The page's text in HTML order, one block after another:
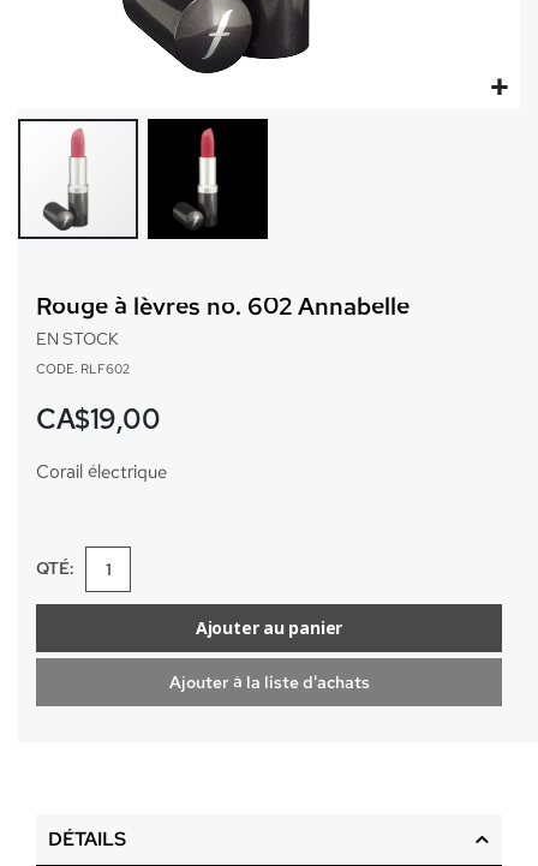
début
d’images
Rouge à lèvres no. 602 Annabelle
EN STOCK
CODE: RLF602
CA$19,00
Corail électrique
QTÉ:
Ajouter au panier
Ajouter à la liste d'achats
DÉTAILS